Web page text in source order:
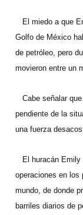
El miedo a que
Golfo de México
de petróleo, pero
movieron entre un
Cabe señalar
pendiente de la
una fuerza
El huracán Emily
operaciones en los
mundo, de donde
barriles diarios de